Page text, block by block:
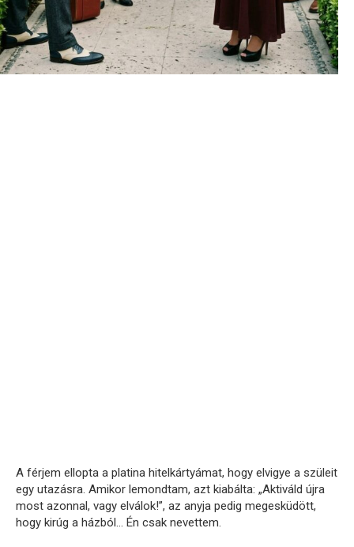
A férjem ellopta a platina hitelkártyámat, hogy elvigye a szüleit
egy utazásra. Amikor lemondtam, azt kiabálta: „Aktiváld újra
most azonnal, vagy elválok!”, az anyja pedig megesküdött,
hogy kirúg a házból… Én csak nevettem.